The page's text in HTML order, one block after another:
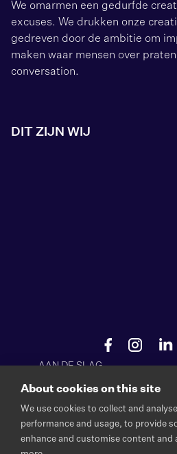
We omarmen een gedurfde
excuses. We drukken onze
gedreven door de ambitie om
maken waar mensen over
conversation.
DIT ZIJN WIJ
AAN DE SLAG
Start
NEEM CONTACT MET ONS OP
hello@superkraft.be
About cookies on this site
We use cookies to collect and
performance and usage, to provide
enhance and customise content and